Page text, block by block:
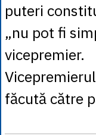
puteri
„nu pot fi
vicepremier.
făcută către